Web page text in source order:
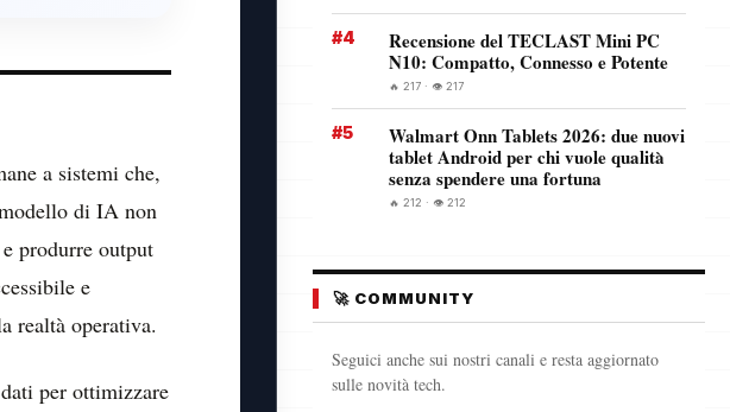
a sistemi che,
di IA non
produrre output
e
realtà operativa.
per ottimizzare
#4
Recensione del TECLAST Mini PC
N10: Compatto, Connesso e Potente
🔥 217 · 👁️ 217
#5
Walmart Onn Tablets 2026: due nuovi
tablet Android per chi vuole qualità
senza spendere una fortuna
🔥 212 · 👁️ 212
🚀 COMMUNITY
Seguici anche sui nostri canali e resta aggiornato
sulle novità tech.